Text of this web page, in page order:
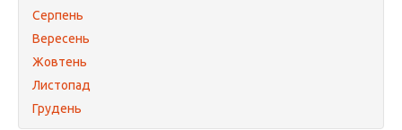
Серпень
Вересень
Жовтень
Листопад
Грудень